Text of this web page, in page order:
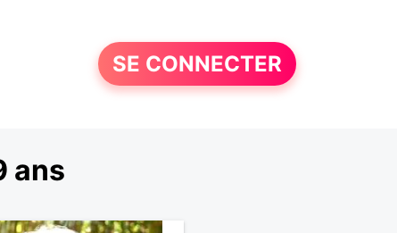
SE CONNECTER
ans